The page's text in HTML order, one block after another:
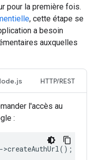
pour la première fois.
, cette étape se
a besoin
auxquelles
HTTP/REST
l'accès au
: